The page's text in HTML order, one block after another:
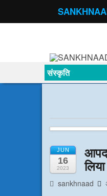
संस्कृति
JUN
16
2023
sankhnaad